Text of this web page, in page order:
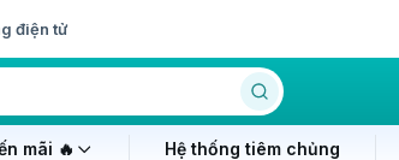
điện tử
mãi 🔥 Hệ thống tiêm chủng